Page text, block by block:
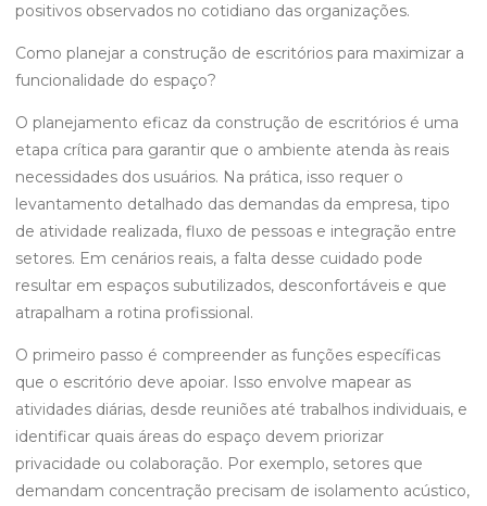
positivos observados no cotidiano das organizações.
Como planejar a construção de escritórios para maximizar a
funcionalidade do espaço?
O planejamento eficaz da construção de escritórios é uma
etapa crítica para garantir que o ambiente atenda às reais
necessidades dos usuários. Na prática, isso requer o
levantamento detalhado das demandas da empresa, tipo
de atividade realizada, fluxo de pessoas e integração entre
setores. Em cenários reais, a falta desse cuidado pode
resultar em espaços subutilizados, desconfortáveis e que
atrapalham a rotina profissional.
O primeiro passo é compreender as funções específicas
que o escritório deve apoiar. Isso envolve mapear as
atividades diárias, desde reuniões até trabalhos individuais, e
identificar quais áreas do espaço devem priorizar
privacidade ou colaboração. Por exemplo, setores que
demandam concentração precisam de isolamento acústico,